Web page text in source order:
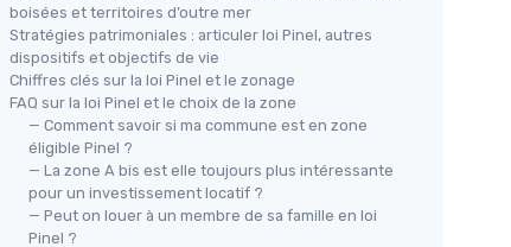
boisées et territoires d’outre mer
Stratégies patrimoniales : articuler loi Pinel, autres
dispositifs et objectifs de vie
Chiffres clés sur la loi Pinel et le zonage
FAQ sur la loi Pinel et le choix de la zone
— Comment savoir si ma commune est en zone
éligible Pinel ?
— La zone A bis est elle toujours plus intéressante
pour un investissement locatif ?
— Peut on louer à un membre de sa famille en loi
Pinel ?